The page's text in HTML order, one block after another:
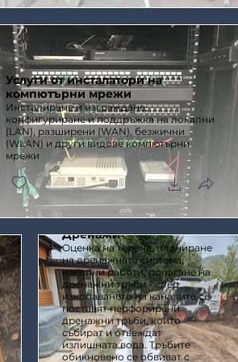
Услуги от инсталатори на
компютърни мрежи
Инсталиране и изграждане,
конфигуриране и поддръжка на локални
(LAN), разширени (WAN), безжични
(WLAN) и други видове компютърни
мрежи
Дренажи
Оценка на терена, планиране
на дренажната система,
изкопни работи, полагане на
дренажни тръби - след
изкопаването на каналите се
поставят перфорирани
дренажни тръби, които
събират и отвеждат
излишната вода. Тръбите
обикновено се обвиват с